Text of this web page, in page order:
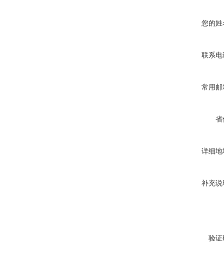
您的姓
联系电
常用邮
省
详细地
补充说
验证